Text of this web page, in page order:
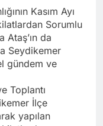
Kasım Ayı
Sorumlu
Ataş’ın da
Seydikemer
gündem ve
Toplantı
İlçe
yapılan